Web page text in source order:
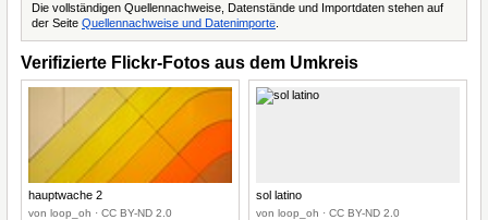
Die vollständigen Quellennachweise, Datenstände und Importdaten stehen auf
der Seite Quellennachweise und Datenimporte
Verifizierte Flickr-Fotos aus dem Umkreis
hauptwache 2
von loop_oh · CC BY-ND 2.0
sol latino
von loop_oh · CC BY-ND 2.0